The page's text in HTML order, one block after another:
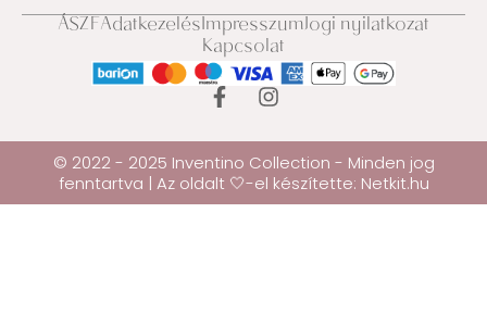
ÁSZFAdatkezelésImpresszumJogi nyilatkozat
Kapcsolat
© 2022 - 2025 Inventino Collection - Minden jog
fenntartva | Az oldalt 🤍-el készítette: Netkit.hu